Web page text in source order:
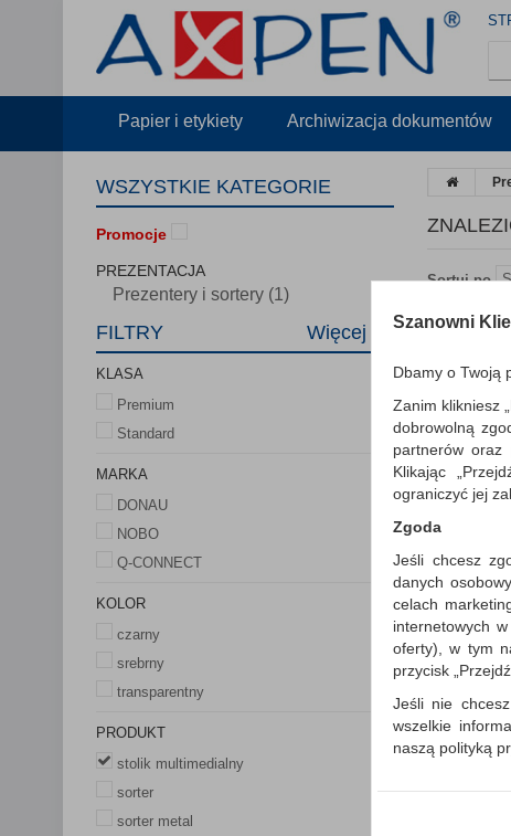
Papier i etykiety Archiwizacja dokumentów
WSZYSTKIE KATEGORIE
Promocje
PREZENTACJA
Prezentery i sortery (1)
FILTRY Więcej
KLASA
Premium
Standard
MARKA
DONAU
NOBO
Q-CONNECT
KOLOR
czarny
srebrny
transparentny
PRODUKT
stolik multimedialny
sorter
sorter metal
Sortuj po
Porównaj (
Szanowni
Dbamy o Twoją
Zanim klikniesz
dobrowolną
partnerów oraz
Klikając
ograniczyć jej
Zgoda
Jeśli chcesz
danych
celach
internetowych
oferty), w tym
przycisk
Jeśli nie
wszelkie
naszą polityką
W przypadku
Państwem i
wysłanie